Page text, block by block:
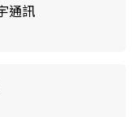
通訊